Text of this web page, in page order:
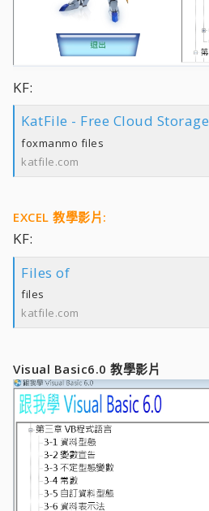
KF:
KatFile - Free Cloud Storage
foxmanmo files
katfile.com
EXCEL 教學影片:
KF:
Files of
files
katfile.com
Visual Basic6.0 教學影片